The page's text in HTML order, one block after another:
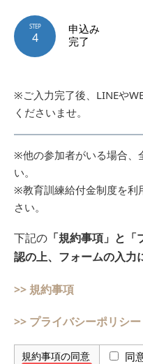
申込み
完了
STEP
4
※ご入力完了後、LINEや
くださいませ。
※他の参加者がいる場合、
い。
※教育訓練給付金制度を利
さい。
下記の 「規約事項」と
認の上、フォームの入力
>> 規約事項
>> プライバシーポリシ
規約事項の同意 同